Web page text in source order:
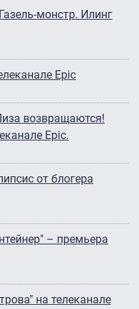
монстр. Илинг
Epic
возвращаются!
Epic.
от блогера
– премьера
на телеканале